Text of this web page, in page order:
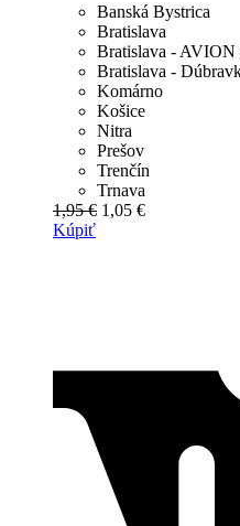
Banská Bystrica
Bratislava
Bratislava - AVION
Bratislava -
Komárno
Košice
Nitra
Prešov
Trenčín
Trnava
1,95 € 1,05 €
Kúpiť